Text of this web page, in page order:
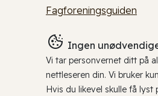
Fagforeningsguiden
Ingen
Vi tar personvernet ditt på
nettleseren din. Vi bruker kun
Hvis du likevel skulle få